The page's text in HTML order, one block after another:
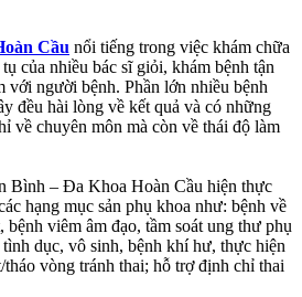
Cầu nổi tiếng trong việc khám chữa
của nhiều bác sĩ giỏi, khám bệnh tận
với người bệnh. Phần lớn nhiều bệnh
đều hài lòng về kết quả và có những
về chuyên môn mà còn về thái độ làm
Bình – Đa Khoa Hoàn Cầu hiện thực
hạng mục sản phụ khoa như: bệnh về
viêm âm đạo, tầm soát ung thư phụ
dục, vô sinh, bệnh khí hư, thực hiện
vòng tránh thai; hỗ trợ định chỉ thai